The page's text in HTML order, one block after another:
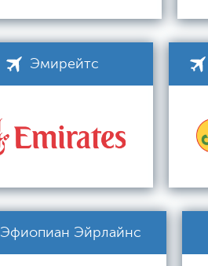
Эмирейтс
Эфиопиан Эйрлайнс